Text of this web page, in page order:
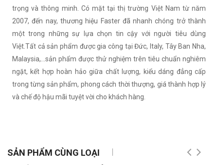
trọng và thông minh. Có mặt tại thị trường Việt Nam từ năm
2007, đến nay, thương hiệu Faster đã nhanh chóng trở thành
một trong những sự lựa chọn tin cậy với người tiêu dùng
Việt.Tất cả sản phẩm được gia công tại Đức, Italy, Tây Ban Nha,
Malaysia,...sản phẩm được thử nghiệm trên tiêu chuẩn nghiêm
ngặt, kết hợp hoàn hảo giữa chất lượng, kiểu dáng đẳng cấp
trong từng sản phẩm, phong cách thời thượng, giá thành hợp lý
và chế độ hậu mãi tuyệt vời cho khách hàng.
SẢN PHẨM CÙNG LOẠI